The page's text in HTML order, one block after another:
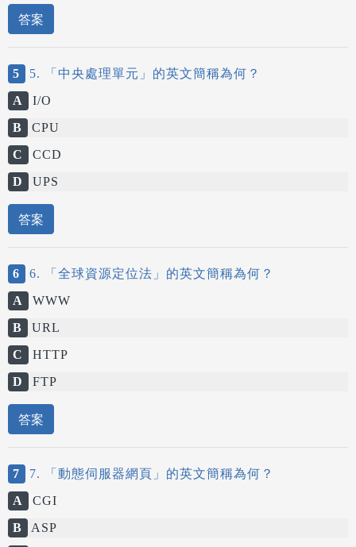
答案
5
5. 「中央處理單元」的英文簡稱為何？
A
I/O
B
CPU
C
CCD
D
UPS
答案
6
6. 「全球資源定位法」的英文簡稱為何？
A
WWW
B
URL
C
HTTP
D
FTP
答案
7
7. 「動態伺服器網頁」的英文簡稱為何？
A
CGI
B
ASP